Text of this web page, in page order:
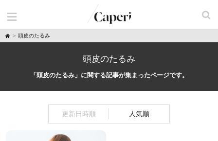
H
o
頭皮のたるみ
頭皮のたるみ
「頭皮のたるみ」に関する記事が集まったページです。
更新日時順 人気順